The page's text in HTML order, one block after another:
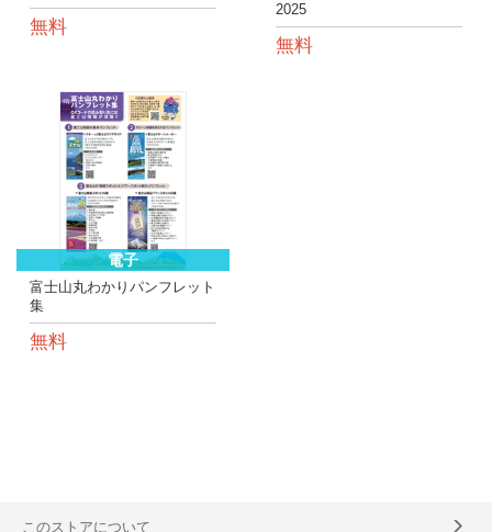
無料
2025
無料
電子
富士山丸わかりパンフレット
集
無料
このストアについて